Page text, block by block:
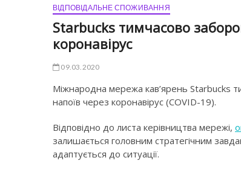
ВІДПОВІДАЛЬНЕ СПОЖИВАННЯ
Starbucks тимчасово
коронавірус
09.03.2020
Міжнародна мережа кав’ярень Starbucks
напоїв через коронавірус (COVID-19).
Відповідно до листа керівництва мережі,
залишається головним стратегічним
адаптується до ситуації.